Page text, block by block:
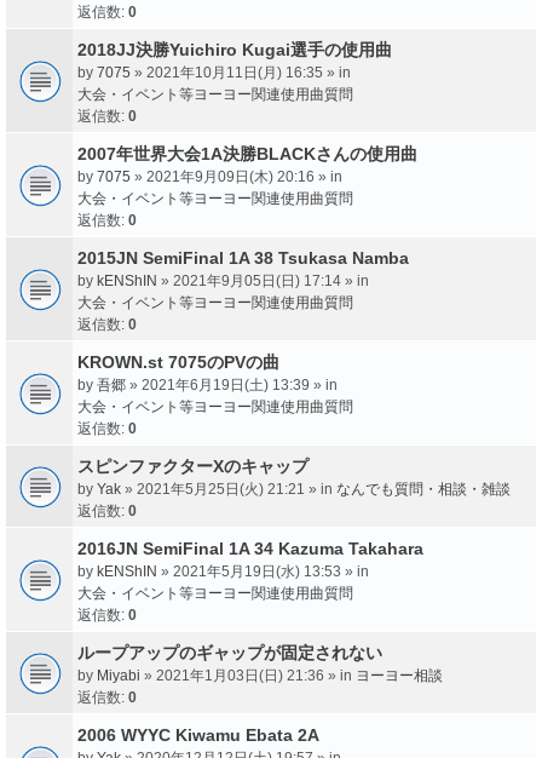
返信数: 0
2018JJ決勝Yuichiro Kugai選手の使用曲
by 7075 » 2021年10月11日(月) 16:35 » in
大会・イベント等ヨーヨー関連使用曲質問
返信数: 0
2007年世界大会1A決勝BLACKさんの使用曲
by 7075 » 2021年9月09日(木) 20:16 » in
大会・イベント等ヨーヨー関連使用曲質問
返信数: 0
2015JN SemiFinal 1A 38 Tsukasa Namba
by kENShIN » 2021年9月05日(日) 17:14 » in
大会・イベント等ヨーヨー関連使用曲質問
返信数: 0
KROWN.st 7075のPVの曲
by 吾郷 » 2021年6月19日(土) 13:39 » in
大会・イベント等ヨーヨー関連使用曲質問
返信数: 0
スピンファクターXのキャップ
by Yak » 2021年5月25日(火) 21:21 » in なんでも質問・相談・雑談
返信数: 0
2016JN SemiFinal 1A 34 Kazuma Takahara
by kENShIN » 2021年5月19日(水) 13:53 » in
大会・イベント等ヨーヨー関連使用曲質問
返信数: 0
ループアップのギャップが固定されない
by Miyabi » 2021年1月03日(日) 21:36 » in ヨーヨー相談
返信数: 0
2006 WYYC Kiwamu Ebata 2A